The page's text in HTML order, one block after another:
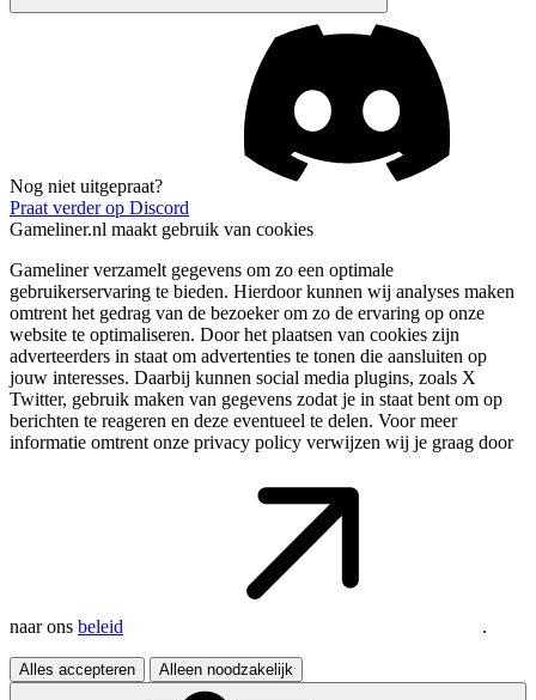
Nog niet uitgepraat?
Praat verder op Discord
Gameliner.nl maakt gebruik van cookies
Gameliner verzamelt gegevens om zo een optimale
gebruikerservaring te bieden. Hierdoor kunnen wij analyses maken
omtrent het gedrag van de bezoeker om zo de ervaring op onze
website te optimaliseren. Door het plaatsen van cookies zijn
adverteerders in staat om advertenties te tonen die aansluiten op
jouw interesses. Daarbij kunnen social media plugins, zoals X
Twitter, gebruik maken van gegevens zodat je in staat bent om op
berichten te reageren en deze eventueel te delen. Voor meer
informatie omtrent onze privacy policy verwijzen wij je graag door
naar ons beleid .
Alles accepteren Alleen noodzakelijk